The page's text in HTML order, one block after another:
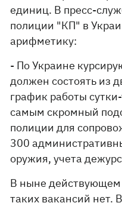
единиц. В пресс-
полиции "КП" в
арифметику:
- По Украине
должен состоять из
график работы
самым скромный
полиции для
300
оружия, учета
В ныне
таких вакансий нет.